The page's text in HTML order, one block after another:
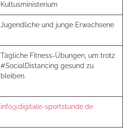
Kultusministerium
Jugendliche und junge Erwachsene
Tägliche Fitness-Übungen, um trotz
#SocialDistancing gesund zu
bleiben.
info@digitale-sportstunde.de